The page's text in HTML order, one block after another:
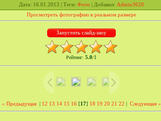
Дата: 16.01.2013 | Теги: Фото | Добавил: Admin3620
Просмотреть фотографию в реальном размере
Рейтинг: 5.0/1
« Предыдущая | 12 13 14 15 16 [17] 18 19 20 21 22 | Следующая »